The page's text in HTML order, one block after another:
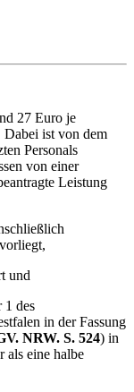
27 Euro je
Dabei ist von dem
Personals
von einer
Leistung
und
1 des
in der Fassung
NRW. S. 524) in
als eine halbe